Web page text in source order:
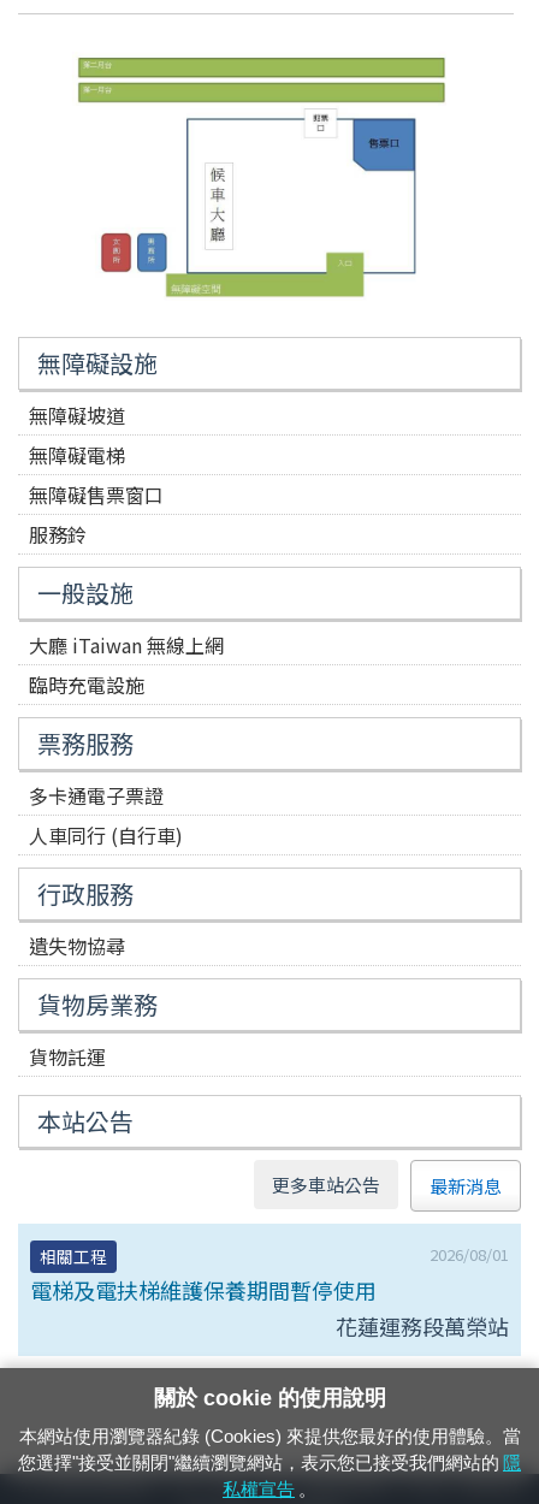
無障礙設施
無障礙坡道
無障礙電梯
無障礙售票窗口
服務鈴
一般設施
大廳 iTaiwan 無線上網
臨時充電設施
票務服務
多卡通電子票證
人車同行 (自行車)
行政服務
遺失物協尋
貨物房業務
貨物託運
本站公告
更多車站公告 最新消息
相關工程 2026/08/01
電梯及電扶梯維護保養期間暫停使用
花蓮運務段萬榮站
24小時緊急通報電話：1933（市話、手機，僅限發現軌道、平交道、橋樑及隧
關於 cookie 的使用說明
本網站使用瀏覽器紀錄 (Cookies) 來提供您最好的使用體驗。當
您選擇"接受並關閉"繼續瀏覽網站，表示您已接受我們網站的 隱
私權宣告 。